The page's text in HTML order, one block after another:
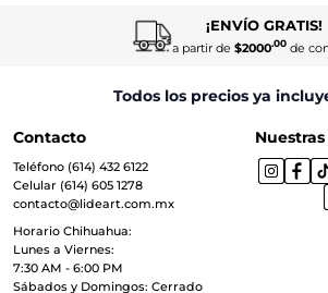
¡ENVÍO GRATIS!
a partir de $2000.00de
Todos los precios ya
Contacto
Teléfono (614) 432 6122
Celular (614) 605 1278
contacto@lideart.com.mx
Horario Chihuahua:
Lunes a Viernes:
7:30 AM - 6:00 PM
Sábados y Domingos: Cerrado